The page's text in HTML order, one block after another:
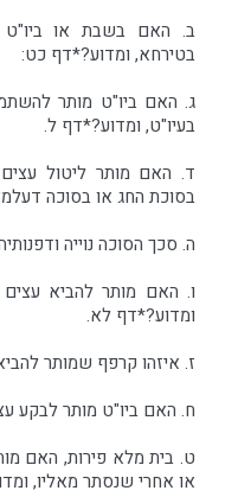
ב. האם בשבת או ביו"ט
בטירחא, ומדוע?*דף כט:
ג. האם ביו"ט מותר
בעיו"ט, ומדוע?*דף ל.
ד. האם מותר ליטול
בסוכת החג או בסוכה
ה. סכך הסוכה נוייה
ו. האם מותר להביא
ומדוע?*דף לא.
ז. איזהו קרפף שמותר
ח. האם ביו"ט מותר לבקע
ט. בית מלא פירות, האם
או אחרי שנסתר מאליו,